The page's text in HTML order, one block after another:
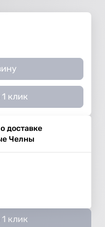
клик
доставке
Челны
клик